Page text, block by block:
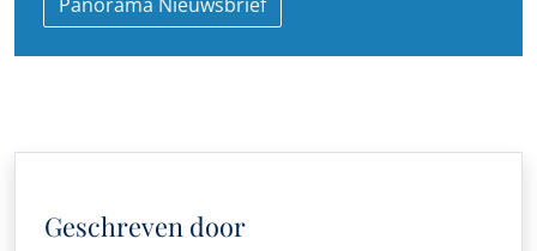
Geschreven door